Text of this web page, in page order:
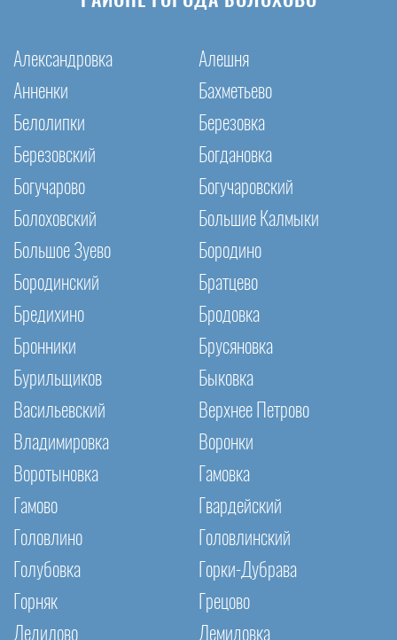
Александровка
Алешня
Анненки
Бахметьево
Белолипки
Березовка
Березовский
Богдановка
Богучарово
Богучаровский
Болоховский
Большие Калмыки
Большое Зуево
Бородино
Бородинский
Братцево
Бредихино
Бродовка
Бронники
Брусяновка
Бурильщиков
Быковка
Васильевский
Верхнее Петрово
Владимировка
Воронки
Воротыновка
Гамовка
Гамово
Гвардейский
Головлино
Головлинский
Голубовка
Горки-Дубрава
Горняк
Грецово
Дедилово
Демидовка